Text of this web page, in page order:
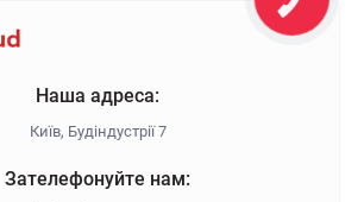
Наша адреса:
Київ, Будіндустрії 7
Зателефонуйте нам: